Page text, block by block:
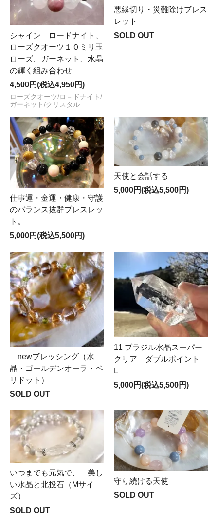
シャイン ロードナイト、
ローズクオーツ１０ミリ玉
ローズ、ガーネット、水晶
の輝く組み合わせ
4,500円(税込4,950円)
ローズクオーツ/ロ－ドナイト/
ガーネット/クリスタル
悪縁切り・災難除けブレス
レット
SOLD OUT
仕事運・金運・健康・守護
のバランス抜群ブレスレッ
ト。
5,000円(税込5,500円)
天使と会話する
5,000円(税込5,500円)
newブレッシング（水
晶・ゴールデンオーラ・ペ
リドット）
SOLD OUT
11 ブラジル水晶スーパー
クリア ダブルポイント
L
5,000円(税込5,500円)
いつまでも元気で、 美し
い水晶と北投石（Mサイ
ズ）
SOLD OUT
守り続ける天使
SOLD OUT